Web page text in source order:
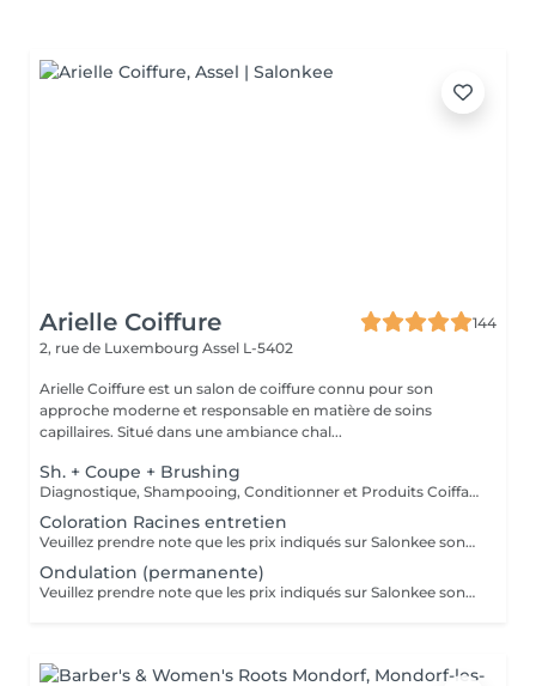
Arielle Coiffure
144
2, rue de Luxembourg Assel L-5402
Arielle Coiffure est un salon de coiffure connu pour son
approche moderne et responsable en matière de soins
capillaires. Situé dans une ambiance chal...
Sh. + Coupe + Brushing
Diagnostique, Shampooing, Conditionner et Produits Coiffants inclus
Coloration Racines entretien
Veuillez prendre note que les prix indiqués sur Salonkee sont communiqués à titre informatif et s'entendent de base. Ces derniers sont susceptibles de varier selon le diagnostic réalisé à votre arrivée au salon et l'expertise du professionnel à qui vous confiez votre beauté. Dans tous les cas, un devis précis vous sera proposé et toutes réalisations de prestations seront effectuées avec votre accord. Un grand merci d'avance pour votre compréhension. Au plaisir de vous recevoir très vite.
Ondulation (permanente)
Veuillez prendre note que les prix indiqués sur Salonkee sont communiqués à titre informatif et s'entendent de base. Ces derniers sont susceptibles de varier selon le diagnostic réalisé à votre arrivée au salon et l'expertise du professionnel à qui vous confiez votre beauté. Dans tous les cas, un devis précis vous sera proposé et toutes réalisations de prestations seront effectuées avec votre accord. Un grand merci d'avance pour votre compréhension. Au plaisir de vous recevoir très vite.